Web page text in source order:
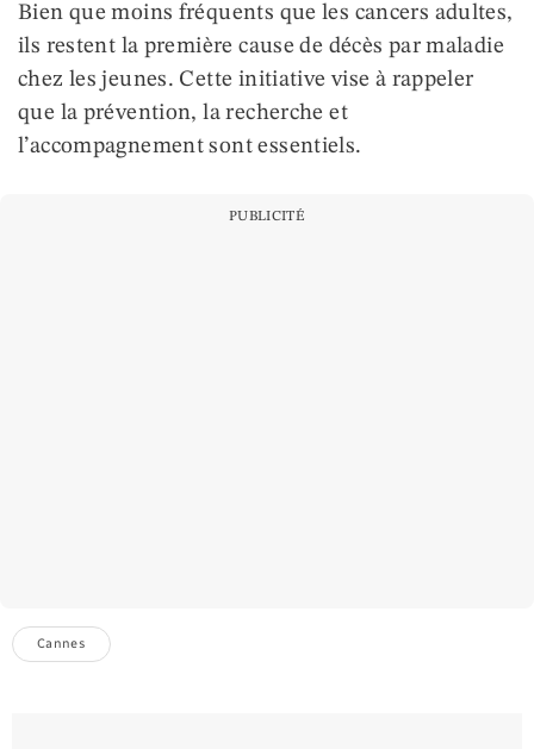
Bien que moins fréquents que les cancers adultes,
ils restent la première cause de décès par maladie
chez les jeunes. Cette initiative vise à rappeler
que la prévention, la recherche et
l’accompagnement sont essentiels.
PUBLICITÉ
Cannes